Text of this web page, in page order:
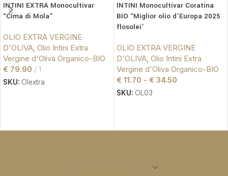
INTINI EXTRA Monocultivar
“Cima di Mola”
OLIO EXTRA VERGINE
D'OLIVA, Olio Intini Extra
Vergine d'Oliva Organico-BIO
€ 79.90 1
SKU: Olextra
INTINI Monocultivar Coratina
BIO “Miglior olio d’Europa 2025
flosolei’
OLIO EXTRA VERGINE
D'OLIVA, Olio Intini Extra
Vergine d'Oliva Organico-BIO
€ 11.70 - € 34.50
SKU: OL03